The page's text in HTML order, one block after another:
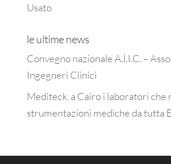
Usato
le ultime news
Convegno nazionale A.I.I.C. –
Ingegneri Clinici
Mediteck, a Cairo i laboratori che
strumentazioni mediche da tutta